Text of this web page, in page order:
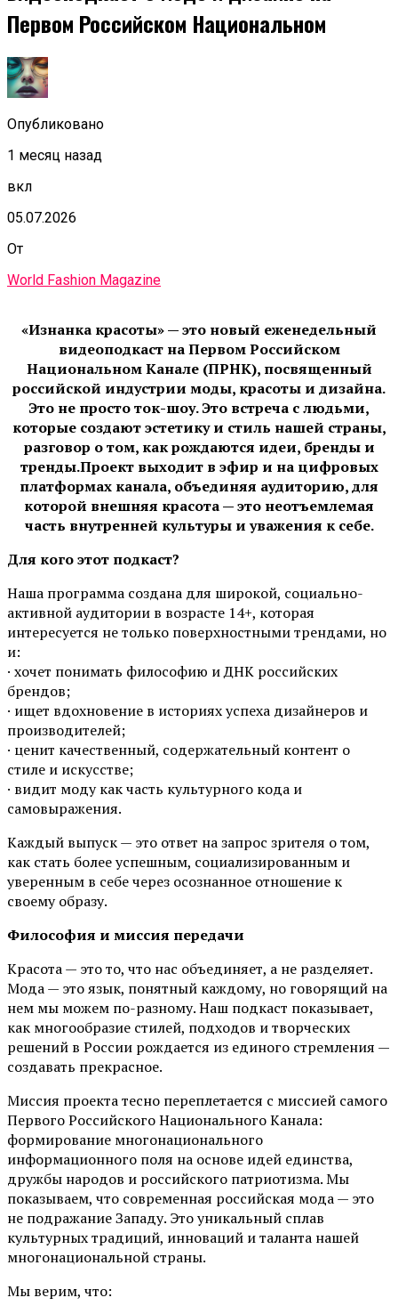
Первом Российском Национальном
Опубликовано
1 месяц назад
вкл
05.07.2026
От
World Fashion Magazine
«Изнанка красоты» — это новый еженедельный
видеоподкаст на Первом Российском
Национальном Канале (ПРНК), посвященный
российской индустрии моды, красоты и дизайна.
Это не просто ток-шоу. Это встреча с людьми,
которые создают эстетику и стиль нашей страны,
разговор о том, как рождаются идеи, бренды и
тренды.Проект выходит в эфир и на цифровых
платформах канала, объединяя аудиторию, для
которой внешняя красота — это неотъемлемая
часть внутренней культуры и уважения к себе.
Для кого этот подкаст?
Наша программа создана для широкой, социально-
активной аудитории в возрасте 14+, которая
интересуется не только поверхностными трендами, но
и:
· хочет понимать философию и ДНК российских
брендов;
· ищет вдохновение в историях успеха дизайнеров и
производителей;
· ценит качественный, содержательный контент о
стиле и искусстве;
· видит моду как часть культурного кода и
самовыражения.
Каждый выпуск — это ответ на запрос зрителя о том,
как стать более успешным, социализированным и
уверенным в себе через осознанное отношение к
своему образу.
Философия и миссия передачи
Красота — это то, что нас объединяет, а не разделяет.
Мода — это язык, понятный каждому, но говорящий на
нем мы можем по-разному. Наш подкаст показывает,
как многообразие стилей, подходов и творческих
решений в России рождается из единого стремления —
создавать прекрасное.
Миссия проекта тесно переплетается с миссией самого
Первого Российского Национального Канала:
формирование многонационального
информационного поля на основе идей единства,
дружбы народов и российского патриотизма. Мы
показываем, что современная российская мода — это
не подражание Западу. Это уникальный сплав
культурных традиций, инноваций и таланта нашей
многонациональной страны.
Мы верим, что: